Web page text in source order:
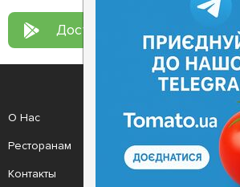
Доступно в Google Play
О Нас
Ресторанам
Контакты
Рецепт дня
Новости
Анонсы